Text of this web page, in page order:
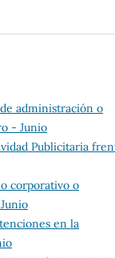
administración o
- Junio
Publicitaria
corporativo o
en la